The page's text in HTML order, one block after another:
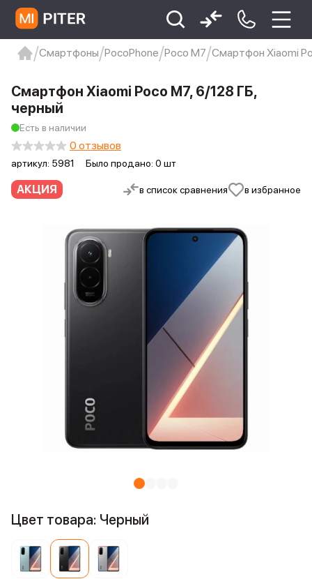
Xiaomi 9 про
xiaomi redmi 12c
Смартфоны PocoPhone Poco M7 Смартфон Xiaomi
АКЦИЯ в список сравнения в избранное
Смартфон Xiaomi Poco M7, 6/128 ГБ,
черный
Есть в наличии
артикул: 5981 Было продано: 0 шт
0 отзывов
Цвет товара: Черный